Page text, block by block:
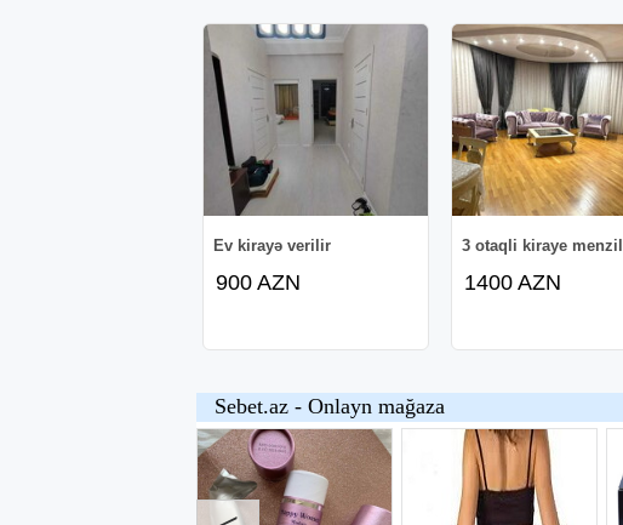
Ev kirayə verilir
900 AZN
3 otaqli kiraye menzil
1400 AZN